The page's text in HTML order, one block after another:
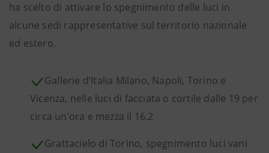
ha scelto di attivare lo spegnimento delle luci in
alcune sedi rappresentative sul territorio nazionale
ed estero.
Gallerie d’Italia Milano, Napoli, Torino e
Vicenza, nelle luci di facciata o cortile dalle 19 per
circa un’ora e mezza il 16.2
Grattacielo di Torino, spegnimento luci vani